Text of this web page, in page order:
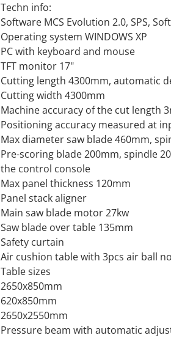
Techn info:
Software MCS Evolution 2.0, SPS,
Operating system WINDOWS XP
PC with keyboard and mouse
TFT monitor 17"
Cutting length 4300mm, automatic
Cutting width 4300mm
Machine accuracy of the cut length
Positioning accuracy measured at
Max diameter saw blade 460mm,
Pre-scoring blade 200mm, spindle
the control console
Max panel thickness 120mm
Panel stack aligner
Main saw blade motor 27kw
Saw blade over table 135mm
Safety curtain
Air cushion table with 3pcs air ball
Table sizes
2650x850mm
620x850mm
2650x2550mm
Pressure beam with automatic